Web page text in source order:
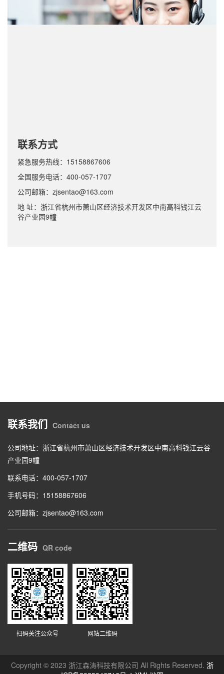
联系方式
紧急服务热线：15158867606
全国服务电话：400-057-1707
公司邮箱：zjsentao@163.com
地 址：浙江省杭州市萧山区经济技术开发区中南高科钱江云
谷产业园9幢
联系我们 Contact us
公司地址：浙江省杭州市萧山区经济技术开发区中南高科钱江云谷
产业园9幢
联系电话：400-057-1707
手机号码：15158867606
公司邮箱：zjsentao@163.com
二维码 QR code
扫码关注公众号 网站二维码
Copyright © 2023 浙江森涛科技有限公司 All Rights Reserved. 浙